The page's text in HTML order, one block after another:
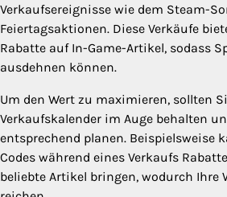
Verkaufsereignisse wie dem Steam-
Feiertagsaktionen. Diese Verkäufe
Rabatte auf In-Game-Artikel, sodass
ausdehnen können.
Um den Wert zu maximieren, sollten
Verkaufskalender im Auge behalten
entsprechend planen. Beispielsweise
Codes während eines Verkaufs
beliebte Artikel bringen, wodurch Ihre